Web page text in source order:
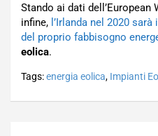
Stando ai dati dell’European
infine, l’Irlanda nel 2020
del proprio fabbisogno
eolica.
Tags:energia eolica, Impianti